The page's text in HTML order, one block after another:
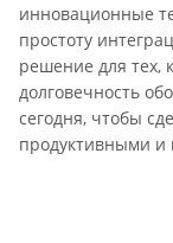
инновационные
простоту
решение для тех,
долговечность
сегодня, чтобы
продуктивными